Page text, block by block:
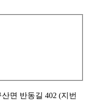
면 반동길 402 (지번